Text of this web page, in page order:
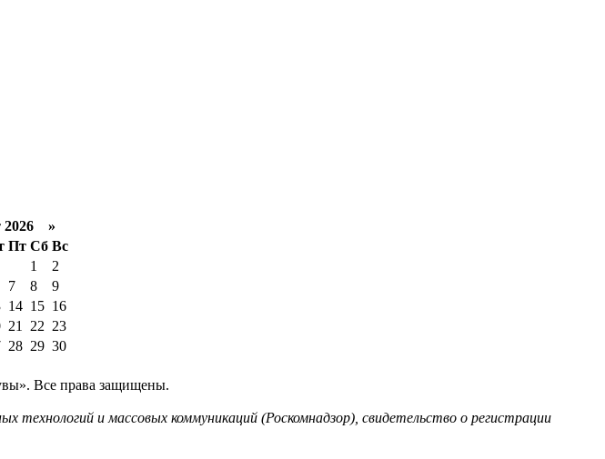
»
Пт Сб Вс
1
2
7 8
9
14 15 16
21 22 23
28 29 30
Все права защищены.
и массовых коммуникаций (Роскомнадзор), свидетельство о регистрации